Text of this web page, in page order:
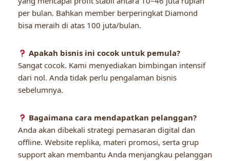
per bulan. Bahkan member berperingkat Diamond
bisa meraih di atas 100 juta/bulan.
Apakah bisnis ini cocok untuk pemula?
Sangat cocok. Kami menyediakan bimbingan intensif
dari nol. Anda tidak perlu pengalaman bisnis
sebelumnya.
Bagaimana cara mendapatkan pelanggan?
Anda akan dibekali strategi pemasaran digital dan
offline. Website replika, materi promosi, serta grup
support akan membantu Anda menjangkau pelanggan